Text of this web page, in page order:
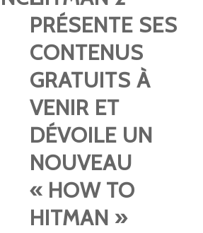
PRÉSENTE SES
CONTENUS
GRATUITS À
VENIR ET
DÉVOILE UN
NOUVEAU
« HOW TO
HITMAN »